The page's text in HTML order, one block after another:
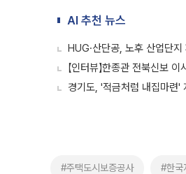
AI 추천 뉴스
HUG·산단공, 노후 산업단
【인터뷰】한종관 전북신보
경기도, '적금처럼 내집마련'
#주택도시보증공사 #한국